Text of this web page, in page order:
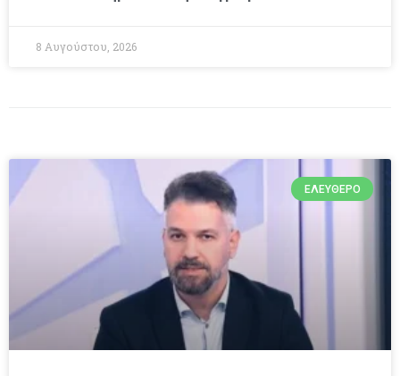
8 Αυγούστου, 2026
ΕΛΕΎΘΕΡΟ